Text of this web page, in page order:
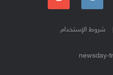
شروط الإستخدام